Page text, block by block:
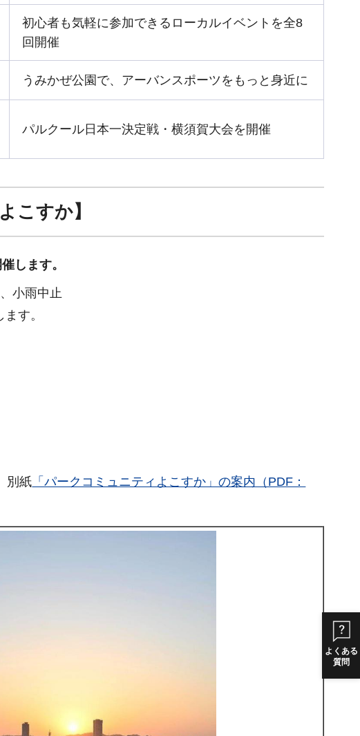
よくある
質問
初心者も気軽に参加できるローカルイベントを全8
回開催
うみかぜ公園で、アーバンスポーツをもっと身近に
パルクール日本一決定戦・横須賀大会を開催
こすか】
します。
小雨中止
す。
別紙 「パークコミュニティよこすか」の案内（PDF：